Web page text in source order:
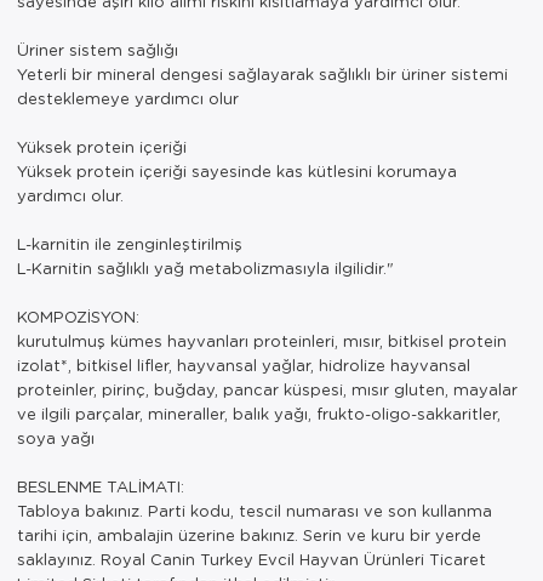
Üriner sistem sağlığı
Yeterli bir mineral dengesi sağlayarak sağlıklı bir üriner sistemi
desteklemeye yardımcı olur
Yüksek protein içeriği
Yüksek protein içeriği sayesinde kas kütlesini korumaya
yardımcı olur.
L-karnitin ile zenginleştirilmiş
L-Karnitin sağlıklı yağ metabolizmasıyla ilgilidir."
KOMPOZİSYON:
kurutulmuş kümes hayvanları proteinleri, mısır, bitkisel protein
izolat*, bitkisel lifler, hayvansal yağlar, hidrolize hayvansal
proteinler, pirinç, buğday, pancar küspesi, mısır gluten, mayalar
ve ilgili parçalar, mineraller, balık yağı, frukto-oligo-sakkaritler,
soya yağı
BESLENME TALİMATI:
Tabloya bakınız. Parti kodu, tescil numarası ve son kullanma
tarihi için, ambalajin üzerine bakınız. Serin ve kuru bir yerde
saklayınız. Royal Canin Turkey Evcil Hayvan Ürünleri Ticaret